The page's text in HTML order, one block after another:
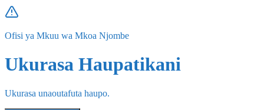
Ofisi ya Mkuu wa Mkoa Njombe
Ukurasa Haupatikani
Ukurasa unaoutafuta haupo.